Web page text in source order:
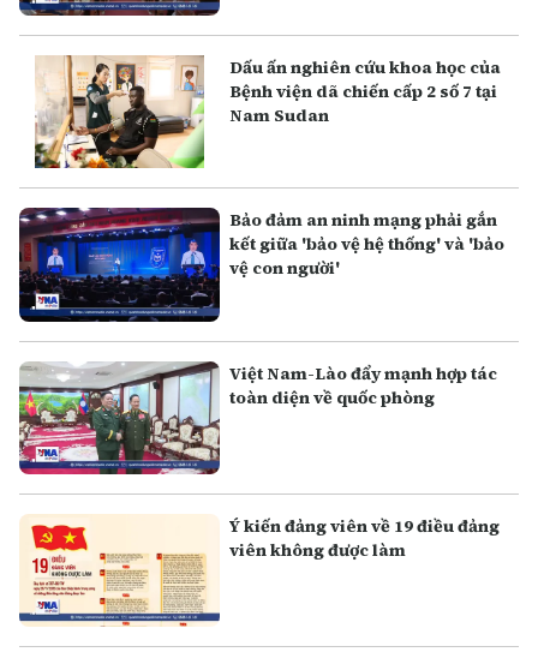
Dấu ấn nghiên cứu khoa học của
Bệnh viện dã chiến cấp 2 số 7 tại
Nam Sudan
Bảo đảm an ninh mạng phải gắn
kết giữa 'bảo vệ hệ thống' và 'bảo
vệ con người'
Việt Nam-Lào đẩy mạnh hợp tác
toàn diện về quốc phòng
Ý kiến đảng viên về 19 điều đảng
viên không được làm